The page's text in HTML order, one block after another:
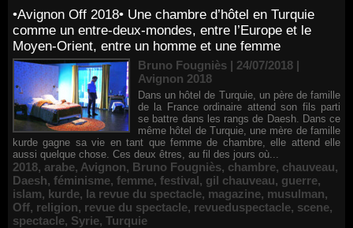
•Avignon Off 2018• Une chambre d’hôtel en Turquie
comme un entre-deux-mondes, entre l’Europe et le
Moyen-Orient, entre un homme et une femme
Bruno Fougniès | 24/07/2018 |
Avignon 2018
Dans un hôtel de Turquie, un père de famille
de la France ordinaire attend son fils parti
se battre dans les rangs de Daesh. Dans ce
même hôtel de Turquie, une mère de famille
kurde gagne sa vie en tant que femme de chambre, elle attend elle
aussi quelque chose. Ces deux êtres, au fil des jours où...
2018, arabe, Avignon, Bruno Fougniès, chambre, chauveau,
Daesh, féminisme, femme, festival, gil chauveau, guerre,
islam, kurde, la revue du spectacle, magazine, musulman,
Off, religion, revue du spectacle, revueduspectacle, scene,
spectacle, Syrie, Turquie